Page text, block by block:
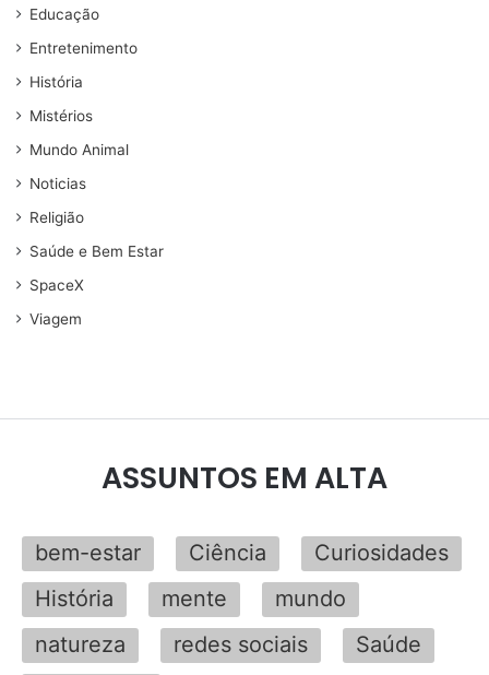
Educação
Entretenimento
História
Mistérios
Mundo Animal
Noticias
Religião
Saúde e Bem Estar
SpaceX
Viagem
ASSUNTOS EM ALTA
bem-estar Ciência
Curiosidades
História
mente
mundo
natureza
redes sociais
Saúde